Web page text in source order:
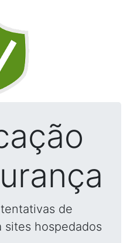
de
sites hospedados